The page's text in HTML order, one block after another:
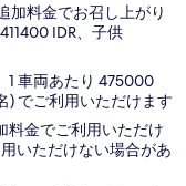
加料金でお召し上がり
IDR、子供
1 車両あたり 475000
) でご利用いただけます
料金でご利用いただけ
いただけない場合があ